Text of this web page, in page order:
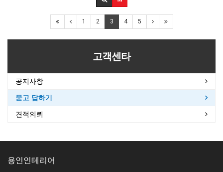
1 2 3 4 5
고객센타
공지사항
묻고 답하기
견적의뢰
용인인테리어